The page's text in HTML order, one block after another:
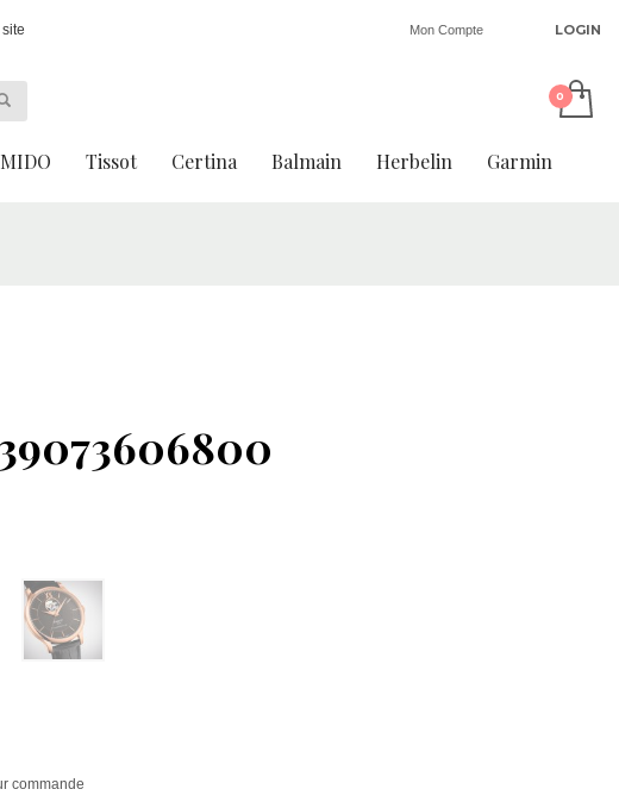
Mon Compte LOGIN
MIDO Tissot Certina Balmain Herbelin
Garmin
commande